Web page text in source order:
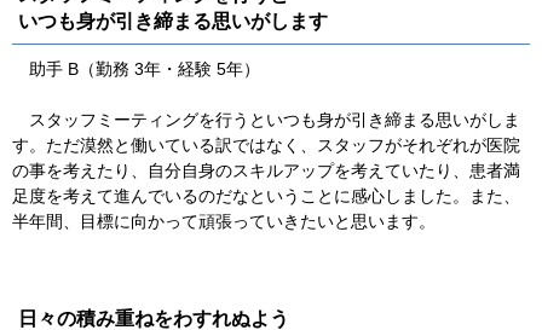
いつも身が引き締まる思いがします
助手 B（勤務 3年・経験 5年）
スタッフミーティングを行うといつも身が引き締まる思いがしま
す。ただ漠然と働いている訳ではなく、スタッフがそれぞれが医院
の事を考えたり、自分自身のスキルアップを考えていたり、患者満
足度を考えて進んでいるのだなということに感心しました。また、
半年間、目標に向かって頑張っていきたいと思います。
日々の積み重ねをわすれぬよう